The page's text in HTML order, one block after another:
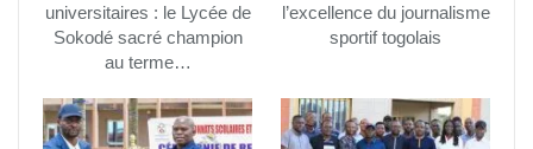
universitaires : le Lycée de
Sokodé sacré champion
au terme…
l’excellence du journalisme
sportif togolais